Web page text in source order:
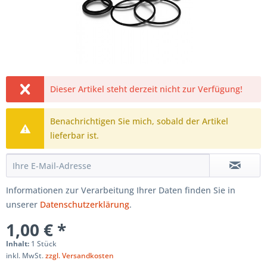
Dieser Artikel steht derzeit nicht zur Verfügung!
Benachrichtigen Sie mich, sobald der Artikel
lieferbar ist.
Informationen zur Verarbeitung Ihrer Daten finden Sie in
unserer Datenschutzerklärung.
1,00 € *
Inhalt: 1 Stück
inkl. MwSt.zzgl. Versandkosten